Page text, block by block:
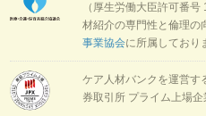
（厚生労働大臣許可番
材紹介の専門性と倫理の
事業協会に所属しており
ケア人材バンクを運営す
券取引所 プライム上場企